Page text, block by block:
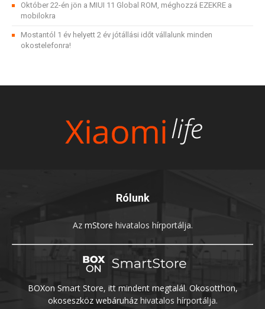
Október 22-én jön a MIUI 11 Global ROM, méghozzá EZEKRE a
mobilokra
Mostantól 1 év helyett 2 év jótállási időt vállalunk minden
okostelefonra!
Rólunk
Az mStore hivatalos hírportálja.
BOXon Smart Store, itt mindent megtalál. Okosotthon,
okoseszköz webáruházhivatalos hírportálja.